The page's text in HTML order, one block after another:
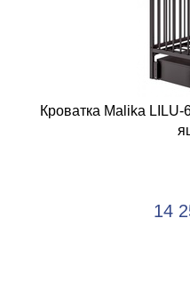
Кроватка Malika
14